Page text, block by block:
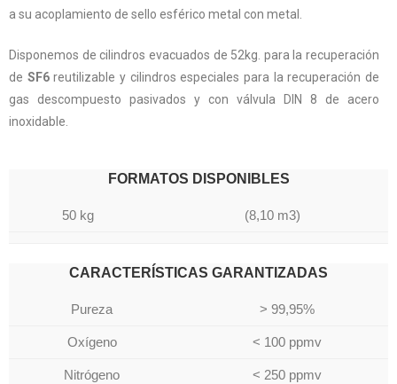
a su acoplamiento de sello esférico metal con metal.
Disponemos de cilindros evacuados de 52kg. para la recuperación
de SF6reutilizable y cilindros especiales para la recuperación de
gas descompuesto pasivados y con válvula DIN 8 de acero
inoxidable.
FORMATOS DISPONIBLES
50 kg (8,10 m3)
CARACTERÍSTICAS GARANTIZADAS
Pureza > 99,95%
Oxígeno < 100 ppmv
Nitrógeno < 250 ppmv